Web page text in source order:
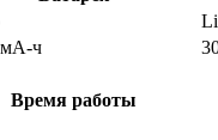
мА-ч
Время работы